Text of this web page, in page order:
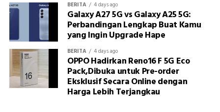
BERITA 4 days ago
Galaxy A27 5G vs Galaxy A25 5G:
Perbandingan Lengkap Buat Kamu
yang Ingin Upgrade Hape
BERITA 4 days ago
OPPO Hadirkan Reno16 F 5G Eco
Pack,Dibuka untuk Pre-order
Eksklusif Secara Online dengan
Harga Lebih Terjangkau